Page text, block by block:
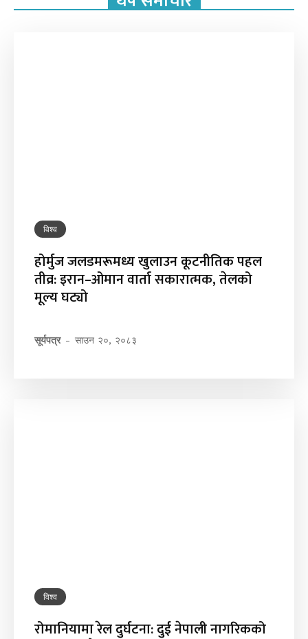
विश्व
होर्मुज जलडमरूमध्य खुलाउन कूटनीतिक पहल
तीव्र: इरान–ओमान वार्ता सकारात्मक, तेलको
मूल्य घट्यो
सूर्यपत्र - साउन २०, २०८३
विश्व
रोमानियामा रेल दुर्घटना: दुई नेपाली नागरिकको